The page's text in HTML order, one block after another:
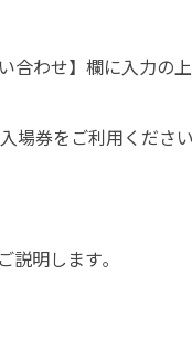
わせ】欄に入力の
場券をご利用くださ
説明します｡